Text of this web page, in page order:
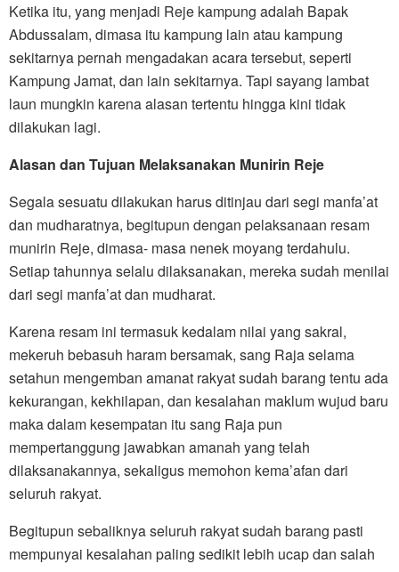
Ketika itu, yang menjadi Reje kampung adalah Bapak
Abdussalam, dimasa itu kampung lain atau kampung
sekitarnya pernah mengadakan acara tersebut, seperti
Kampung Jamat, dan lain sekitarnya. Tapi sayang lambat
laun mungkin karena alasan tertentu hingga kini tidak
dilakukan lagi.
Alasan dan Tujuan Melaksanakan Munirin Reje
Segala sesuatu dilakukan harus ditinjau dari segi manfa’at
dan mudharatnya, begitupun dengan pelaksanaan resam
munirin Reje, dimasa- masa nenek moyang terdahulu.
Setiap tahunnya selalu dilaksanakan, mereka sudah menilai
dari segi manfa’at dan mudharat.
Karena resam ini termasuk kedalam nilai yang sakral,
mekeruh bebasuh haram bersamak, sang Raja selama
setahun mengemban amanat rakyat sudah barang tentu ada
kekurangan, kekhilapan, dan kesalahan maklum wujud baru
maka dalam kesempatan itu sang Raja pun
mempertanggung jawabkan amanah yang telah
dilaksanakannya, sekaligus memohon kema’afan dari
seluruh rakyat.
Begitupun sebaliknya seluruh rakyat sudah barang pasti
mempunyai kesalahan paling sedikit lebih ucap dan salah